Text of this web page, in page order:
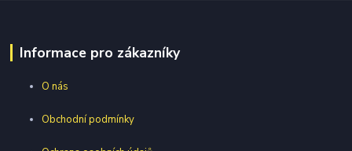
Informace pro zákazníky
O nás
Obchodní podmínky